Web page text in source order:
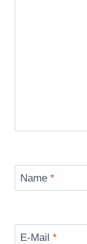
Name *
E-Mail *